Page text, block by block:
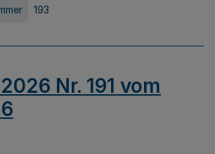
193
Nr. 191 vom